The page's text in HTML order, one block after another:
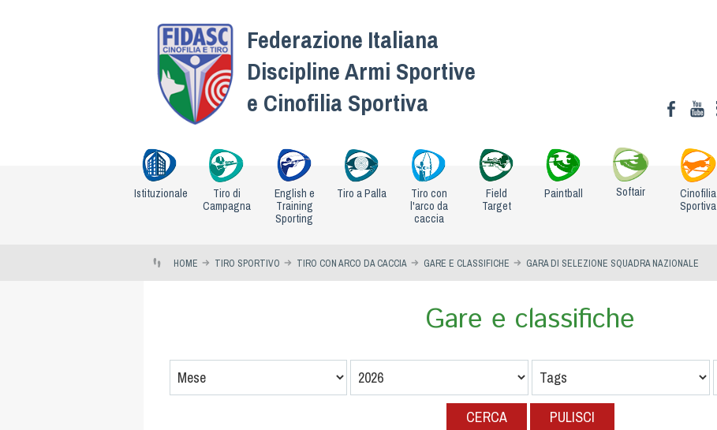
Federazione Italiana
Discipline Armi Sportive
e Cinofilia Sportiva
Istituzionale
Tiro di
Campagna
English e
Training
Sporting
Tiro a Palla
Tiro con
l'arco da
caccia
Field
Target
Paintball Softair
Cinofilia
Sportiva
HOME TIRO SPORTIVO TIRO CON ARCO DA CACCIA GARE E CLASSIFICHE GARA DI SELEZIONE SQUADRA NAZIONALE
Gare e classifiche
CERCA PULISCI